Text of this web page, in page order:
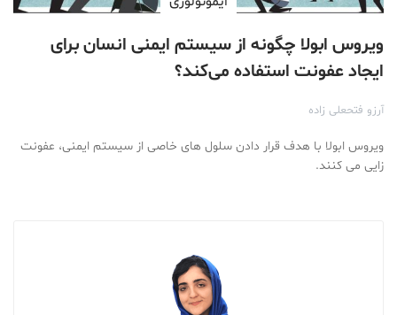
ویروس ابولا چگونه از سیستم ایمنی انسان برای
ایجاد عفونت استفاده می‌کند؟
آرزو فتحعلی زاده
ویروس ابولا با هدف قرار دادن سلول های خاصی از سیستم ایمنی، عفونت
زایی می کنند.